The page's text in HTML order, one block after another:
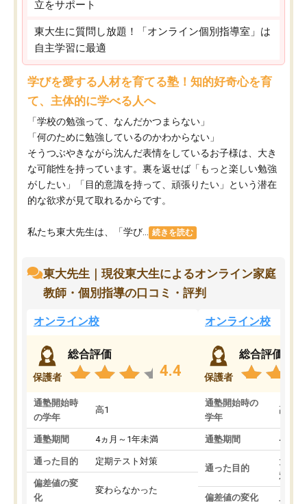
立をサポート
東大生に質問し放題！「オンライン個別指導室」は
自主学習に最適
学びを愛する人材を育てる塾！知的好奇心を育
て、主体的に学べる人へ
「学校の勉強って、なんだかつまらない」
「何のために勉強しているのかわからない」
そうつぶやきながら沈んだ表情をしているお子様は、大き
な可能性を持っています。裏を返せば「もっと楽しい勉強
がしたい」「目的意識を持って、頑張りたい」という潜在
的な欲求が見て取れるからです。
私たち東大先生は、「学び... 続きを読む
東大先生｜現役東大生によるオンライン家庭
教師・個別指導の口コミ・評判
オンライン校
保護者
総合評価
4.4
通塾開始時
の学年
高1
通塾期間 4ヵ月～1年未満
通った目的 定期テスト対策
偏差値の変
化
変わらなかった
オンライン校
保護者
総合評価
通塾開始時の
学年
高3
通塾期間 4ヵ月
通った目的
大学
対策
偏差値の変化 上が